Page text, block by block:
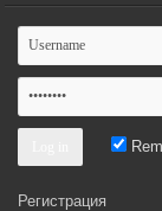
Регистрация